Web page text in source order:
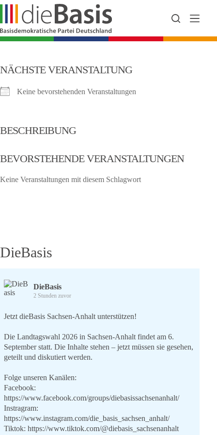
Zum
springen
NÄCHSTE VERANSTALTUNG
Keine bevorstehenden Veranstaltungen
BESCHREIBUNG
BEVORSTEHENDE VERANSTALTUNGEN
Keine Veranstaltungen mit diesem Schlagwort
DieBasis
DieBasis
2 Stunden zuvor
Jetzt dieBasis Sachsen-Anhalt unterstützen!
Die Landtagswahl 2026 in Sachsen-Anhalt findet am 6.
September statt. Die Inhalte stehen – jetzt müssen sie gesehen,
geteilt und diskutiert werden.
Folge unseren Kanälen:
Facebook:
https://www.facebook.com/groups/diebasissachsenanhalt/
Instragram:
https://www.instagram.com/die_basis_sachsen_anhalt/
Tiktok: https://www.tiktok.com/@diebasis_sachsenanhalt